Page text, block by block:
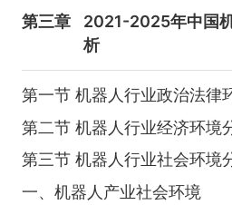
第三章
2021-2025年中国
析
第一节 机器人行业政治法律
第二节 机器人行业经济环境
第三节 机器人行业社会环境
一、机器人产业社会环境